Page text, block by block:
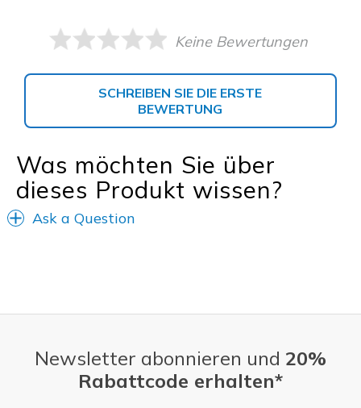
Keine Bewertungen
SCHREIBEN SIE DIE ERSTE
BEWERTUNG
Was möchten Sie über
dieses Produkt wissen?
Ask a Question
Newsletter abonnieren und 20%
Rabattcode erhalten*